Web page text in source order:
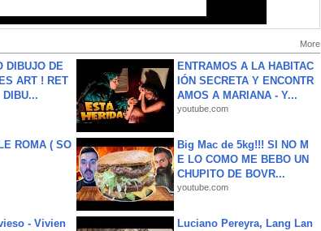
More
DIBUJO DE
ART ! RET
DIBU...
ENTRAMOS A LA HABITAC
IÓN SECRETA Y ENCONTR
AMOS A MARIANA - Y...
youtube.com
ROMA ( SO
Big Mac de 5kg!!! SI NO M
E LO COMO ME BEBO UN
CHUPITO DE BOVR...
youtube.com
- Vivien
Luciano Pereyra, Lang Lan